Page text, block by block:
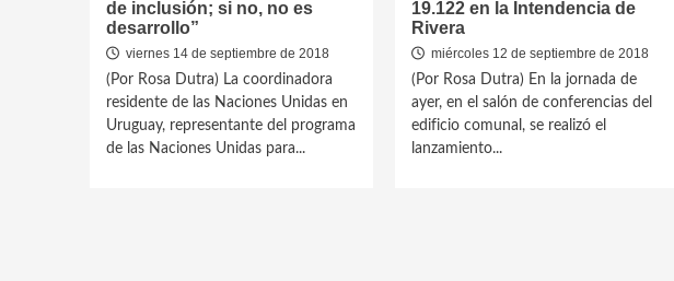
de inclusión; si no, no es
desarrollo”
viernes 14 de septiembre de 2018
(Por Rosa Dutra) La coordinadora
residente de las Naciones Unidas en
Uruguay, representante del programa
de las Naciones Unidas para...
19.122 en la Intendencia de
Rivera
miércoles 12 de septiembre de 2018
(Por Rosa Dutra) En la jornada de
ayer, en el salón de conferencias del
edificio comunal, se realizó el
lanzamiento...